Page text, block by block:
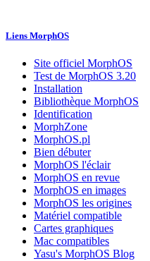
Liens MorphOS
Site officiel MorphOS
Test de MorphOS 3.20
Installation
Bibliothèque MorphOS
Identification
MorphZone
MorphOS.pl
Bien débuter
MorphOS l'éclair
MorphOS en revue
MorphOS en images
MorphOS les origines
Matériel compatible
Cartes graphiques
Mac compatibles
Yasu's MorphOS Blog